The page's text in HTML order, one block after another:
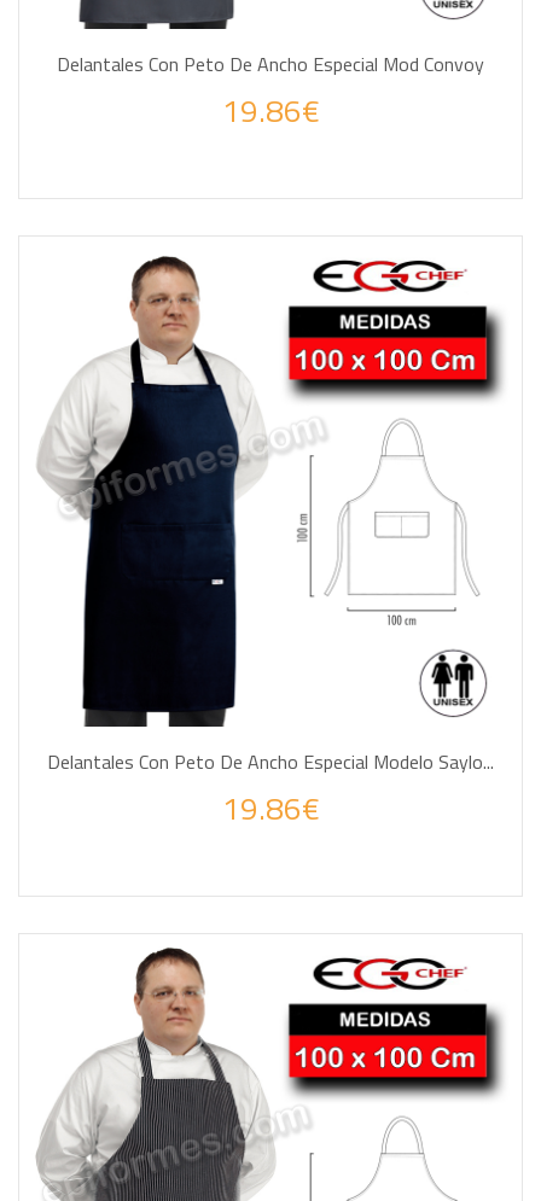
Delantales Con Peto De Ancho Especial Mod Convoy
19.86€
Delantales Con Peto De Ancho Especial Modelo Saylo...
19.86€